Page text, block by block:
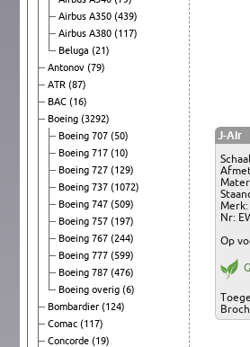
Airbus A350 (439)
Airbus A380 (117)
Beluga (21)
Antonov (79)
ATR (87)
BAC (16)
Boeing (3292)
Boeing 707 (50)
Boeing 717 (10)
Boeing 727 (129)
Boeing 737 (1072)
Boeing 747 (509)
Boeing 757 (197)
Boeing 767 (244)
Boeing 777 (599)
Boeing 787 (476)
Boeing overig (6)
Bombardier (124)
Comac (117)
Concorde (19)
J-Air
Merk:
Nr:
Op